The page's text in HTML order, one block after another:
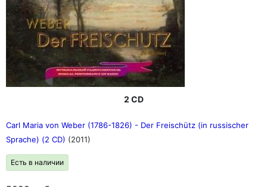
2 CD
Carl Maria von Weber (1786-1826) - Der Freischütz (in russischer
Sprache) (2 CD) (2011)
Есть в наличии